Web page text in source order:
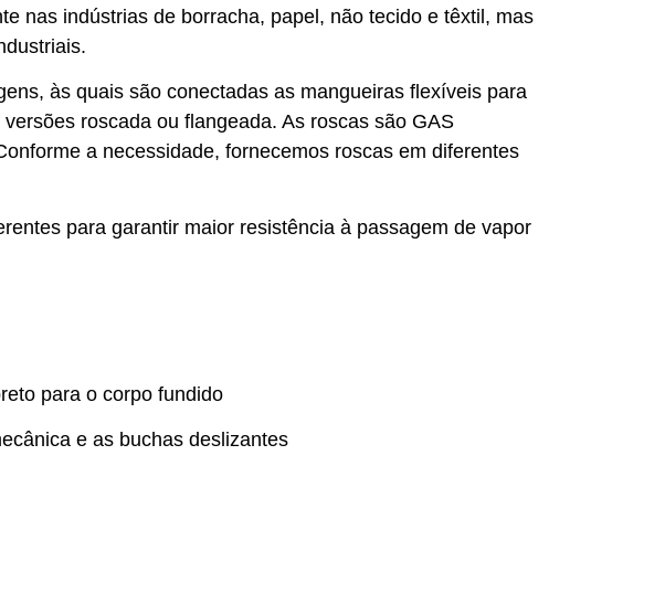
nas indústrias de borracha, papel, não tecido e têxtil, mas
às quais são conectadas as mangueiras flexíveis para
roscada ou flangeada. As roscas são GAS
a necessidade, fornecemos roscas em diferentes
para garantir maior resistência à passagem de vapor
para o corpo fundido
e as buchas deslizantes